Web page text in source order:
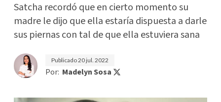
Satcha recordó que en cierto momento su
madre le dijo que ella estaría dispuesta a darle
sus piernas con tal de que ella estuviera sana
Publicado20 jul. 2022
Por: Madelyn Sosa